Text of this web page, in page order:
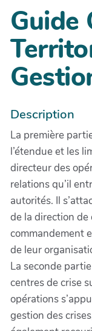
Guide
Description
La première
l’étendue et les
directeur des
relations qu’il
autorités. Il
de la direction de
commandement
de leur
La seconde
centres de crise
opérations
gestion des